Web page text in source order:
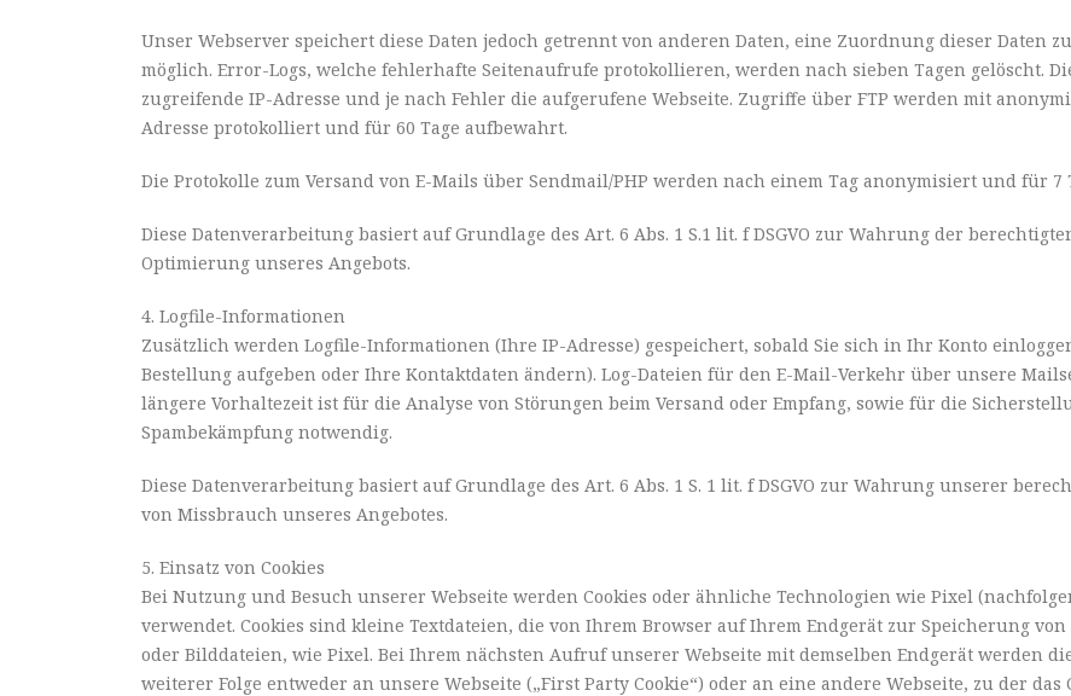
Unser Webserver speichert diese Daten jedoch getrennt von anderen Daten, eine Zuordnung dieser Daten
möglich. Error-Logs, welche fehlerhafte Seitenaufrufe protokollieren, werden nach sieben Tagen gelöscht.
zugreifende IP-Adresse und je nach Fehler die aufgerufene Webseite. Zugriffe über FTP werden mit
Adresse protokolliert und für 60 Tage aufbewahrt.
Die Protokolle zum Versand von E-Mails über Sendmail/PHP werden nach einem Tag anonymisiert und für 7
Diese Datenverarbeitung basiert auf Grundlage des Art. 6 Abs. 1 S.1 lit. f DSGVO zur Wahrung der
Optimierung unseres Angebots.
4. Logfile-Informationen
Zusätzlich werden Logfile-Informationen (Ihre IP-Adresse) gespeichert, sobald Sie sich in Ihr Konto
Bestellung aufgeben oder Ihre Kontaktdaten ändern). Log-Dateien für den E-Mail-Verkehr über unsere
längere Vorhaltezeit ist für die Analyse von Störungen beim Versand oder Empfang, sowie für die
Spambekämpfung notwendig.
Diese Datenverarbeitung basiert auf Grundlage des Art. 6 Abs. 1 S. 1 lit. f DSGVO zur Wahrung unserer
von Missbrauch unseres Angebotes.
5. Einsatz von Cookies
Bei Nutzung und Besuch unserer Webseite werden Cookies oder ähnliche Technologien wie Pixel
verwendet. Cookies sind kleine Textdateien, die von Ihrem Browser auf Ihrem Endgerät zur Speicherung
oder Bilddateien, wie Pixel. Bei Ihrem nächsten Aufruf unserer Webseite mit demselben Endgerät werden
weiterer Folge entweder an unsere Webseite („First Party Cookie“) oder an eine andere Webseite, zu der das